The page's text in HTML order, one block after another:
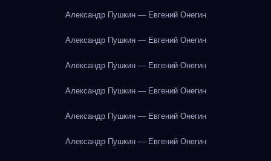
Александр Пушкин — Евгений Онегин
Александр Пушкин — Евгений Онегин
Александр Пушкин — Евгений Онегин
Александр Пушкин — Евгений Онегин
Александр Пушкин — Евгений Онегин
Александр Пушкин — Евгений Онегин